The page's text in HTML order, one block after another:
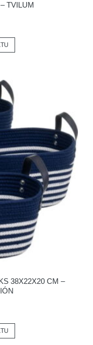
TVILUM
38X22X20 CM –